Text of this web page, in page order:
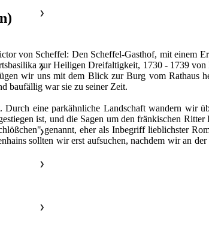
von Scheffel: Den Scheffel-Gasthof, mit einem
zur Heiligen Dreifaltigkeit, 1730 - 1739 von
wir uns mit dem Blick zur Burg vom Rathaus
baufällig war sie zu seiner Zeit.
eine parkähnliche Landschaft wandern wir
ist, und die Sagen um den fränkischen
genannt, eher als Inbegriff lieblichster
sollten wir erst aufsuchen, nachdem wir an
❯
❯
❯
❯
❯